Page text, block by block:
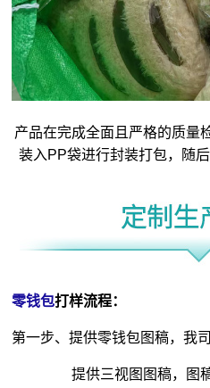
产品在完成全面且严格的质量
装入PP袋进行封装打包，随
零钱包打样流程：
第一步、提供零钱包图稿，我
提供三视图图稿，图